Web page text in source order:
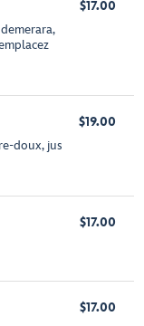
$17.00
doux, jus
$19.00
$17.00
$17.00